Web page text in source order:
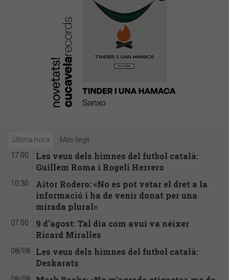
Última hora Més llegit
17:00
Les veus dels himnes del futbol català:
Guillem Roma i Rogeli Herrero
10:30
Aitor Rodero: «No es pot vetar el dret a la
informació i ha de venir donat per una
mirada plural»
07:00
9 d'agost: Tal dia com avui va néixer
Ricard Miralles
08/08
Les veus dels himnes del futbol català:
Deskarats